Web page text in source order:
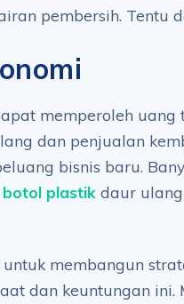
pembersih. Tentu
memperoleh
dan penjualan
bisnis baru.
botol plastik daur
membangun
dan keuntungan